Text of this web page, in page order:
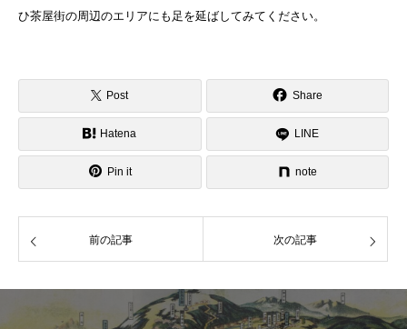
ひ茶屋街の周辺のエリアにも足を延ばしてみてください。
Post Share
Hatena LINE
Pin it note
前の記事 次の記事